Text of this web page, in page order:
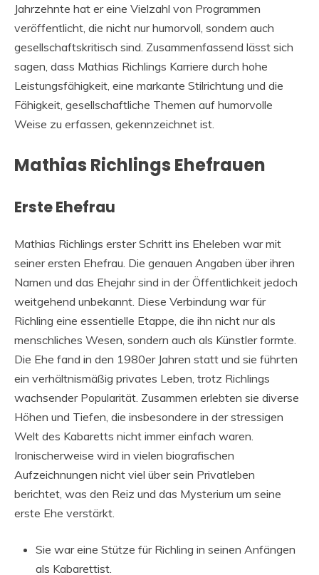
Jahrzehnte hat er eine Vielzahl von Programmen
veröffentlicht, die nicht nur humorvoll, sondern auch
gesellschaftskritisch sind. Zusammenfassend lässt sich
sagen, dass Mathias Richlings Karriere durch hohe
Leistungsfähigkeit, eine markante Stilrichtung und die
Fähigkeit, gesellschaftliche Themen auf humorvolle
Weise zu erfassen, gekennzeichnet ist.
Mathias Richlings Ehefrauen
Erste Ehefrau
Mathias Richlings erster Schritt ins Eheleben war mit
seiner ersten Ehefrau. Die genauen Angaben über ihren
Namen und das Ehejahr sind in der Öffentlichkeit jedoch
weitgehend unbekannt. Diese Verbindung war für
Richling eine essentielle Etappe, die ihn nicht nur als
menschliches Wesen, sondern auch als Künstler formte.
Die Ehe fand in den 1980er Jahren statt und sie führten
ein verhältnismäßig privates Leben, trotz Richlings
wachsender Popularität. Zusammen erlebten sie diverse
Höhen und Tiefen, die insbesondere in der stressigen
Welt des Kabaretts nicht immer einfach waren.
Ironischerweise wird in vielen biografischen
Aufzeichnungen nicht viel über sein Privatleben
berichtet, was den Reiz und das Mysterium um seine
erste Ehe verstärkt.
Sie war eine Stütze für Richling in seinen Anfängen
als Kabarettist.